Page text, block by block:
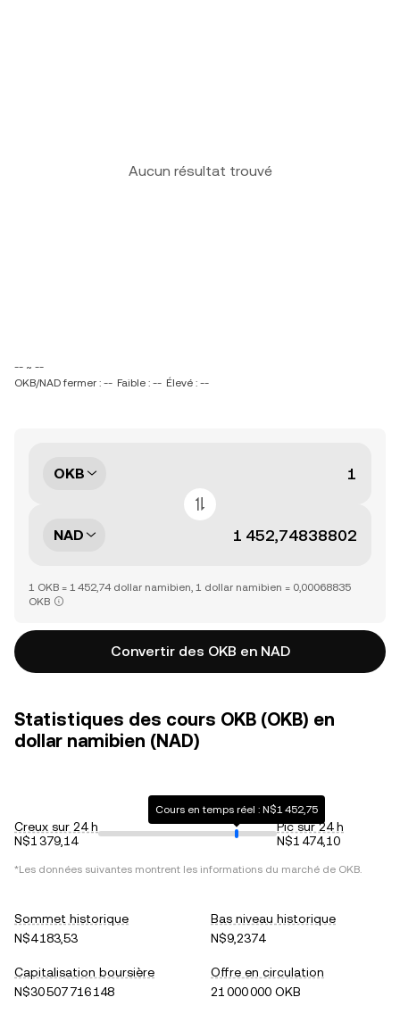
Aucun résultat trouvé
-- ~ --
OKB/NAD fermer : -- Faible : -- Élevé : --
OKB
NAD
1 OKB = 1 452,74 dollar namibien, 1 dollar namibien = 0,00068835
OKB
Convertir des OKB en NAD
Statistiques des cours OKB (OKB) en
dollar namibien (NAD)
Creux sur 24 h
N$1 379,14
Cours en temps réel : N$1 452,75
Pic sur 24 h
N$1 474,10
*Les données suivantes montrent les informations du marché de OKB.
Sommet historique
N$4 183,53
Bas niveau historique
N$9,2374
Capitalisation boursière
N$30 507 716 148
Offre en circulation
21 000 000 OKB